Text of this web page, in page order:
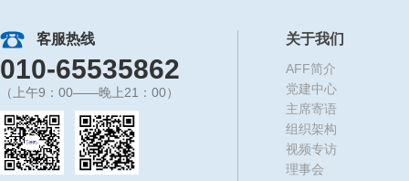
客服热线
010-65535862
（上午9：00——晚上21：00）
关于我们
AFF简介
党建中心
主席寄语
组织架构
视频专访
理事会